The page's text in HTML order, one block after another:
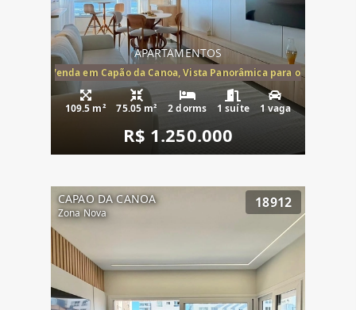
APARTAMENTOS
Mar à Venda em Capão da Canoa, Vista Panorâmica para o Mar, 2
109.5 m² 75.05 m² 2 dorms 1 suíte 1 vaga
R$ 1.250.000
CAPAO DA CANOA
Zona Nova
18912